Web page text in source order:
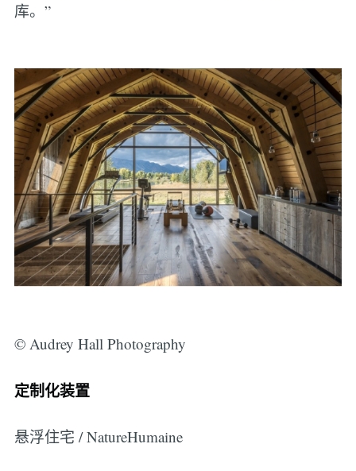
库。”
© Audrey Hall Photography
定制化装置
悬浮住宅 / NatureHumaine